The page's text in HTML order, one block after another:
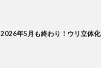
2026年5月も終わり！ウリ立体化